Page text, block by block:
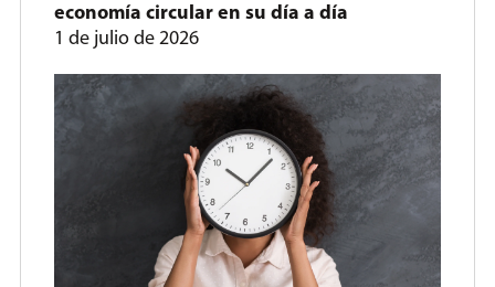
economía circular en su día a día
1 de julio de 2026